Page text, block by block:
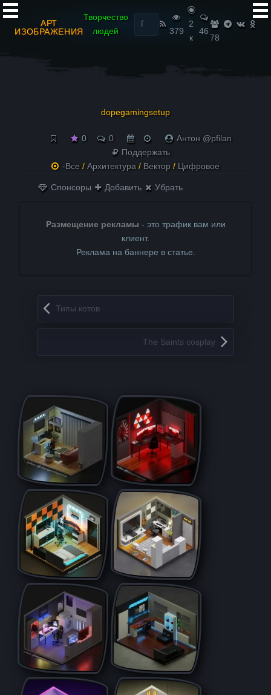
АРТ
ИЗОБРАЖЕНИЯ
Творчество
людей
Найти:
379
2
к
46
78
dopegamingsetup
0 0
Антон @pfilan
Поддержать
-Все / Архитектура / Вектор / Цифровое
Спонсоры Добавить Убрать
Размещение рекламы - это трафик вам или
клиент.
Реклама на баннере в статье.
Запись навигация
Типы котов
The Saints cosplay